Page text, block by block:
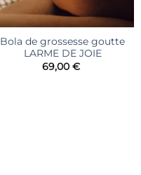
Bola de grossesse goutte
LARME DE JOIE
69,00 €